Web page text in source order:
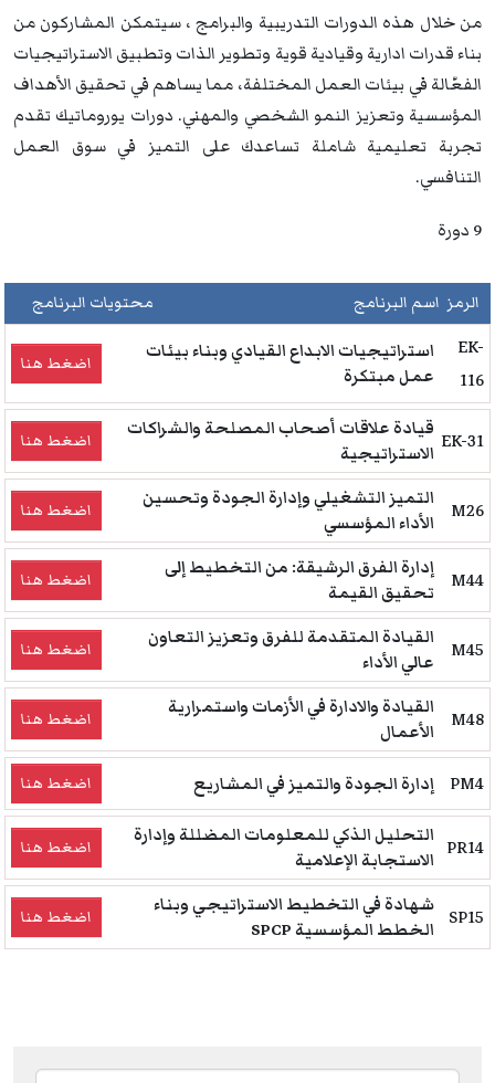
من خلال هذه الدورات التدريبية والبرامج ، سيتمكن المشاركون من
بناء قدرات ادارية وقيادية قوية وتطوير الذات وتطبيق الاستراتيجيات
الفعّالة في بيئات العمل المختلفة، مما يساهم في تحقيق الأهداف
المؤسسية وتعزيز النمو الشخصي والمهني. دورات يوروماتيك تقدم
تجربة تعليمية شاملة تساعدك على التميز في سوق العمل
التنافسي.
9 دورة
الرمز اسم البرنامج محتويات البرنامج
EK-
116
استراتيجيات الابداع القيادي وبناء بيئات
عمل مبتكرة
اضغط هنا
EK-31 قيادة علاقات أصحاب المصلحة والشراكات
الاستراتيجية
اضغط هنا
M26
التميز التشغيلي وإدارة الجودة وتحسين
الأداء المؤسسي
اضغط هنا
M44
إدارة الفرق الرشيقة: من التخطيط إلى
تحقيق القيمة
اضغط هنا
M45
القيادة المتقدمة للفرق وتعزيز التعاون
عالي الأداء
اضغط هنا
M48
القيادة والادارة في الأزمات واستمرارية
الأعمال
اضغط هنا
PM4 إدارة الجودة والتميز في المشاريع اضغط هنا
PR14 التحليل الذكي للمعلومات المضللة وإدارة
الاستجابة الإعلامية
اضغط هنا
SP15
شهادة في التخطيط الاستراتيجي وبناء
الخطط المؤسسية SPCP
اضغط هنا